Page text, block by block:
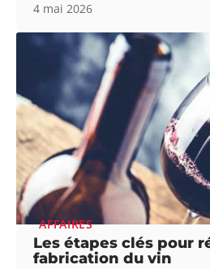
4 mai 2026
AFFAIRES
Les étapes clés pour
fabrication du vin